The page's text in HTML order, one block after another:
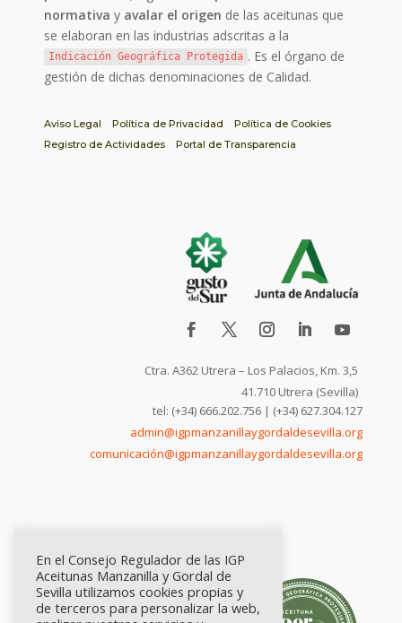
normativa y avalar el origen de las aceitunas que
se elaboran en las industrias adscritas a la
Indicación Geográfica Protegida . Es el órgano de
gestión de dichas denominaciones de Calidad.
Aviso Legal Política de Privacidad
Política de Cookies
Registro de Actividades
Portal de Transparencia
Ctra. A362 Utrera – Los Palacios, Km. 3,5
41.710 Utrera (Sevilla)
tel: (+34) 666.202.756 | (+34) 627.304.127
admin@igpmanzanillaygordaldesevilla.org
comunicación@igpmanzanillaygordaldesevilla.org
En el Consejo Regulador de las IGP
Aceitunas Manzanilla y Gordal de
Sevilla utilizamos cookies propias y
de terceros para personalizar la web,